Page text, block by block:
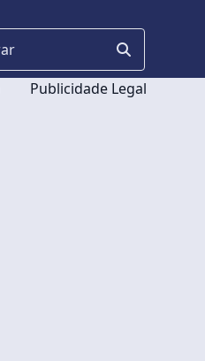
Publicidade Legal